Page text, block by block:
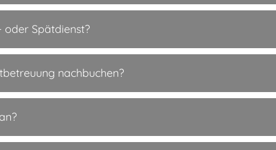
oder Spätdienst?
nachbuchen?